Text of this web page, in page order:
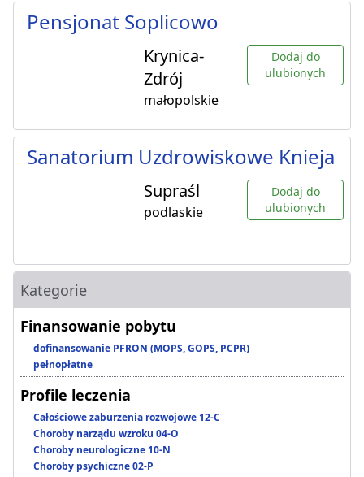
Pensjonat Soplicowo
Krynica-
Zdrój
małopolskie
Dodaj do
ulubionych
Sanatorium Uzdrowiskowe Knieja
Supraśl
podlaskie
Dodaj do
ulubionych
Kategorie
Finansowanie pobytu
dofinansowanie PFRON (MOPS, GOPS, PCPR)
pełnopłatne
Profile leczenia
Całościowe zaburzenia rozwojowe 12-C
Choroby narządu wzroku 04-O
Choroby neurologiczne 10-N
Choroby psychiczne 02-P